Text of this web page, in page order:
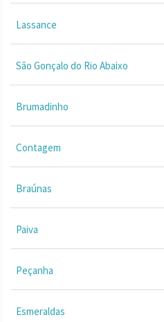
Lassance
São Gonçalo do Rio Abaixo
Brumadinho
Contagem
Braúnas
Paiva
Peçanha
Esmeraldas